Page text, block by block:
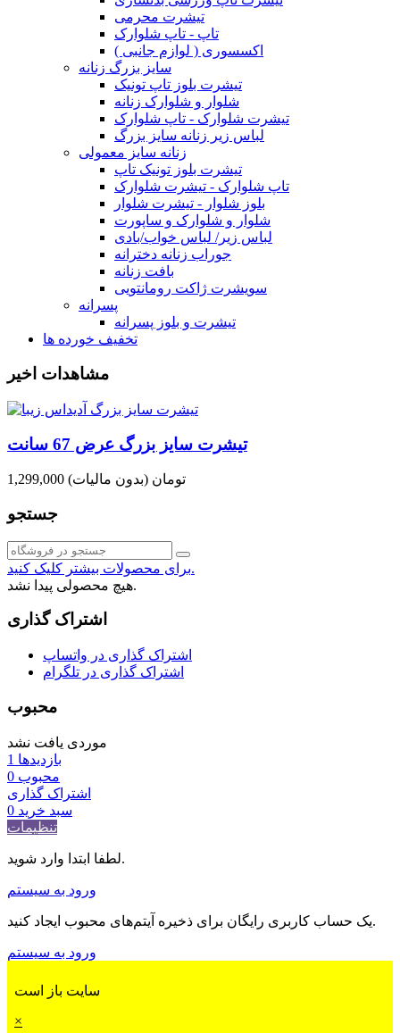
تیشرت محرمی
تاپ - تاپ شلوارک
اکسسوری ( لوازم جانبی )
سایز بزرگ زنانه
تیشرت بلوز تاپ تونیک
شلوار و شلوارک زنانه
تیشرت شلوارک - تاپ شلوارک
لباس زیر زنانه سایز بزرگ
زنانه سایز معمولی
تیشرت بلوز تونیک تاپ
تاپ شلوارک - تیشرت شلوارک
بلوز شلوار - تیشرت شلوار
شلوار و شلوارک و ساپورت
لباس زیر/ لباس خواب/بادی
جوراب زنانه دخترانه
بافت زنانه
سویشرت ژاکت رومانتویی
پسرانه
تیشرت و بلوز پسرانه
تخفیف خورده ها
مشاهدات اخیر
تیشرت سایز بزرگ عرض 67 سانت
1,299,000 تومان (بدون مالیات)
جستجو
برای محصولات بیشتر کلیک کنید.
هیچ محصولی پیدا نشد.
اشتراک گذاری
اشتراک گذاری در واتساپ
اشتراک گذاری در تلگرام
محبوب
موردی یافت نشد
بازدیدها 1
محبوب 0
اشتراک گذاری
سبد خرید 0
تنظیمات
لطفا ابتدا وارد شوید.
ورود به سیستم
یک حساب کاربری رایگان برای ذخیره آیتم‌های محبوب ایجاد کنید.
ورود به سیستم
سایت باز است
×